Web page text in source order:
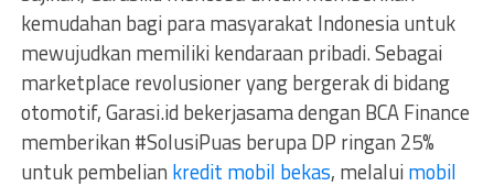
kemudahan bagi para masyarakat Indonesia untuk
mewujudkan memiliki kendaraan pribadi. Sebagai
marketplace revolusioner yang bergerak di bidang
otomotif, Garasi.id bekerjasama dengan BCA Finance
memberikan #SolusiPuas berupa DP ringan 25%
untuk pembelian kredit mobil bekas, melaluimobil